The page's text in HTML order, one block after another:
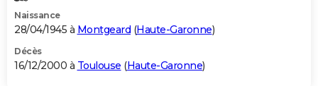
Naissance
28/04/1945 à Montgeard (Haute-Garonne)
Décès
16/12/2000 à Toulouse (Haute-Garonne)